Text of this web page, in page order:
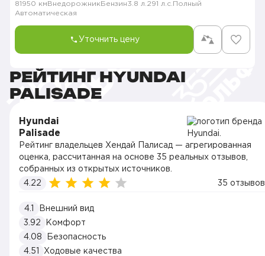
81950 км Внедорожник Бензин3.8 л. 291 л.с. Полный
Автоматическая
Уточнить цену
РЕЙТИНГ HYUNDAI
PALISADE
Hyundai
Palisade
Рейтинг владельцев Хендай Палисад — агрегированная
оценка, рассчитанная на основе 35 реальных отзывов,
собранных из открытых источников.
4.22
35 отзывов
4.1
Внешний вид
3.92
Комфорт
4.08
Безопасность
4.51
Ходовые качества